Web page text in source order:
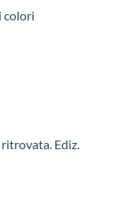
colori
Ediz.